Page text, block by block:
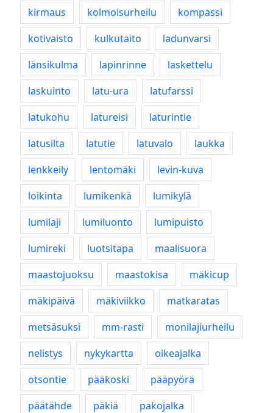
kirmaus
kolmoisurheilu
kompassi
kotivaisto
kulkutaito
ladunvarsi
länsikulma
lapinrinne
laskettelu
laskuinto
latu-ura
latufarssi
latukohu
latureisi
laturintie
latusilta
latutie latuvalo
laukka
lenkkeily
lentomäki
levin-kuva
loikinta
lumikenkä
lumikylä
lumilaji
lumiluonto
lumipuisto
lumireki
luotsitapa
maalisuora
maastojuoksu
maastokisa
mäkicup
mäkipäivä
mäkiviikko
matkaratas
metsäsuksi
mm-rasti
monilajiurheilu
nelistys
nykykartta
oikeajalka
otsontie
pääkoski
pääpyörä
päätähde
päkiä
pakojalka